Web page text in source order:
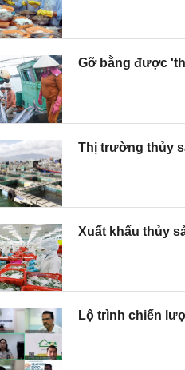
Gỡ bằng được
Thị trường thủy
Xuất khẩu thủy
Lộ trình chiến